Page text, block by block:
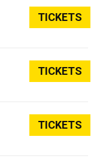
TICKETS
TICKETS
TICKETS